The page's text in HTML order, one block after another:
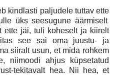
kindlasti paljudele tuttav ette
üks seesugune äärmiselt
ette jäi, tuli koheselt ja kiirelt
see sai oma juustu- ja
siiralt usun, et mida rohkem
niimoodi ahjus küpsetatud
tekitavalt hea. Nii hea, et